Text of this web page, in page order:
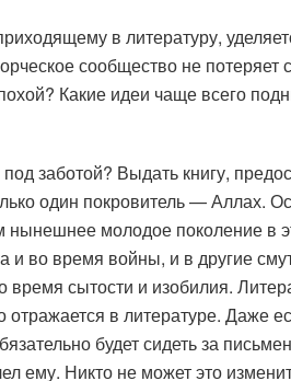
в литературу,
сообщество не
Какие идеи чаще всего
заботой? Выдать книгу,
один покровитель — Аллах.
нынешнее молодое поколение в
и во время войны, и в другие
время сытости и изобилия.
в литературе. Даже
будет сидеть за
ему. Никто не может это